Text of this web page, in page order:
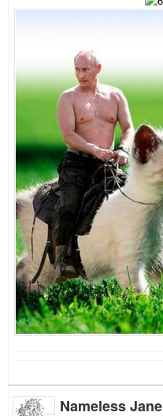
Nameless Jane